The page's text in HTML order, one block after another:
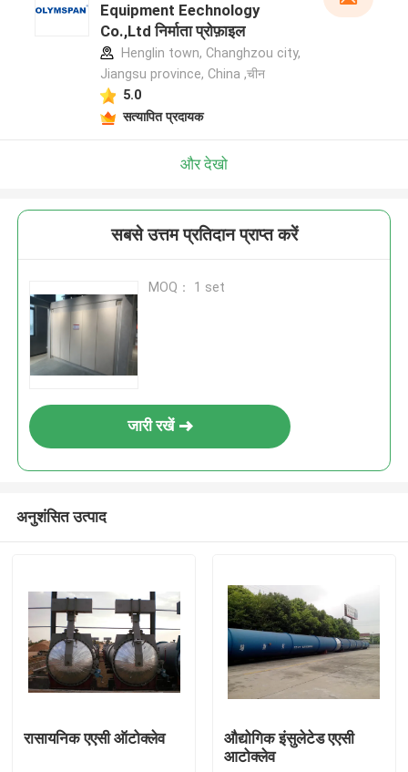
Equipment Eechnology
Co.,Ltd निर्माता प्रोफ़ाइल
Henglin town, Changhzou city,
Jiangsu province, China ,चीन
5.0
सत्यापित प्रदायक
और देखो
सबसे उत्तम प्रतिदान प्राप्त करें
MOQ： 1 set
जारी रखें
अनुशंसित उत्पाद
रासायनिक एएसी ऑटोक्लेव
औद्योगिक इंसुलेटेड एएसी
आटोक्लेव